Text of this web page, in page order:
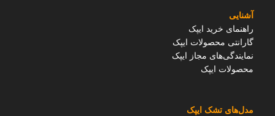
آشنایی
راهنمای خرید ایپک
گارانتی محصولات ایپک
نمایندگی‌های مجاز ایپک
محصولات ایپک
مدل‌های تشک ایپک